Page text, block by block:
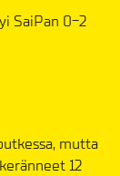
SaiPan 0-2
mutta
12